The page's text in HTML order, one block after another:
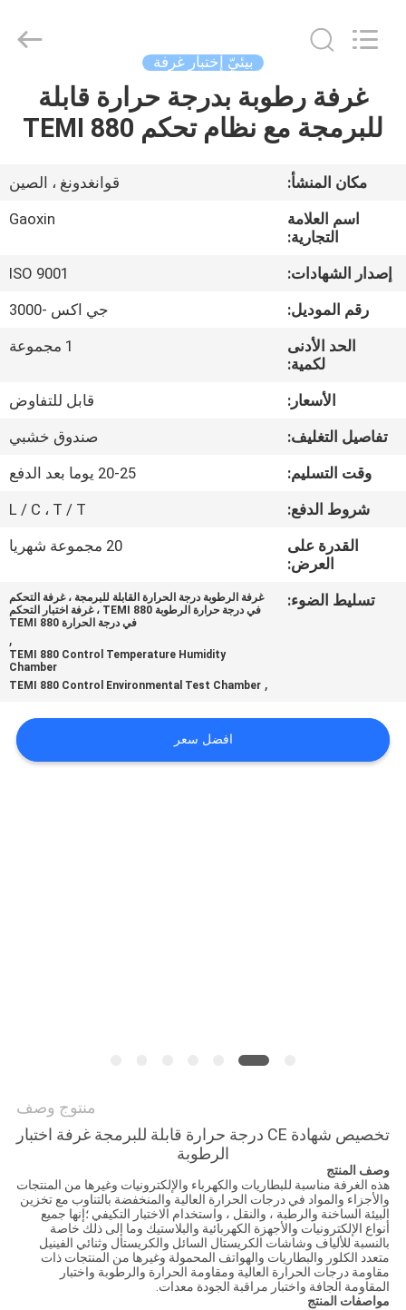
منزل،
بيت
منتجات
معلومات
عنا
جولة
المعمل
مراقبة
الجودة
اتصل
اقتباس
Ltd.，.
Developed
بيئيّ إختبار غرفة
غرفة رطوبة بدرجة حرارة قابلة
للبرمجة مع نظام تحكم TEMI 880
مكان المنشأ:
قوانغدونغ ، الصين
اسم العلامة
التجارية:
Gaoxin
إصدار الشهادات:
ISO 9001
رقم الموديل:
جي اكس -3000
الحد الأدنى
لكمية:
1 مجموعة
الأسعار:
قابل للتفاوض
تفاصيل التغليف:
صندوق خشبي
وقت التسليم:
20-25 يوما بعد الدفع
شروط الدفع:
L / C ، T / T
القدرة على
العرض:
20 مجموعة شهريا
تسليط الضوء:
غرفة الرطوبة درجة الحرارة القابلة للبرمجة ، غرفة التحكم
في درجة حرارة الرطوبة TEMI 880 ، غرفة اختبار التحكم
في درجة الحرارة TEMI 880
,
TEMI 880 Control Temperature Humidity
Chamber
,
TEMI 880 Control Environmental Test Chamber
افضل سعر
منتوج وصف
تخصيص شهادة CE درجة حرارة قابلة للبرمجة غرفة اختبار
الرطوبة
وصف المنتج
هذه الغرفة مناسبة للبطاريات والكهرباء والإلكترونيات وغيرها من المنتجات
والأجزاء والمواد في درجات الحرارة العالية والمنخفضة بالتناوب مع تخزين
البيئة الساخنة والرطبة ، والنقل ، واستخدام الاختبار التكيفي ؛إنها جميع
أنواع الإلكترونيات والأجهزة الكهربائية والبلاستيك وما إلى ذلك خاصة
بالنسبة للألياف وشاشات الكريستال السائل والكريستال وثنائي الفينيل
متعدد الكلور والبطاريات والهواتف المحمولة وغيرها من المنتجات ذات
مقاومة درجات الحرارة العالية ومقاومة الحرارة والرطوبة واختبار
المقاومة الجافة واختبار مراقبة الجودة معدات.
مواصفات المنتج